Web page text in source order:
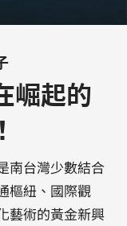
崛起的
南台灣少數結合
樞紐、國際觀
藝術的黃金新興